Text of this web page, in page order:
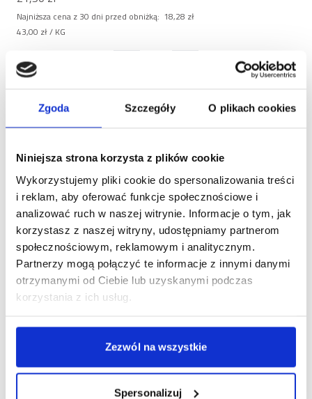
Zgoda Szczegóły O plikach cookies
Niniejsza strona korzysta z plików cookie
Wykorzystujemy pliki cookie do spersonalizowania treści
i reklam, aby oferować funkcje społecznościowe i
analizować ruch w naszej witrynie. Informacje o tym, jak
korzystasz z naszej witryny, udostępniamy partnerom
społecznościowym, reklamowym i analitycznym.
Partnerzy mogą połączyć te informacje z innymi danymi
otrzymanymi od Ciebie lub uzyskanymi podczas
korzystania z ich usług.
Zezwól na wszystkie
Spersonalizuj
Najniższa cena z 30 dni przed obniżką: 18,28 zł
43,00 zł/ KG
Dodaj do koszyka
Opis
Brit Care Cat Grain-Free
Large Cats – duża dawka
smaku i wartościowych
składników
Duże rasy kotów mają duże potrzeby – jak im
sprostać? Wybierz karmę Brit Care Cat Grain-Free